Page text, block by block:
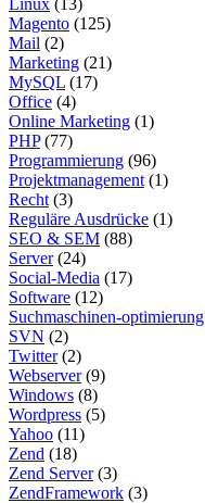
Magento (125)
Mail (2)
Marketing (21)
MySQL (17)
Office (4)
Online Marketing (1)
PHP(77)
Programmierung (96)
Projektmanagement (1)
Recht (3)
Reguläre Ausdrücke (1)
SEO & SEM (88)
Server(24)
Social-Media (17)
Software (12)
Suchmaschinen-optimierung
SVN (2)
Twitter(2)
Webserver(9)
Windows (8)
Wordpress (5)
Yahoo (11)
Zend (18)
Zend Server(3)
ZendFramework (3)